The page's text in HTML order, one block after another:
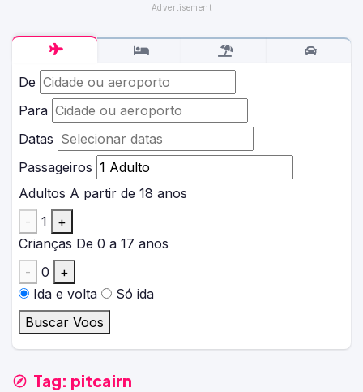
De
Para
Datas
Passageiros
Adultos A partir de 18 anos
-
1
+
Crianças De 0 a 17 anos
-
0
+
Ida e volta
Só ida
Buscar Voos
Tag: pitcairn